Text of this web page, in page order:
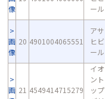
像
ール
画
像
20 4901004065551
アサ
ヒビ
ール
画 21 4549414715279
イオ
ント
ップ